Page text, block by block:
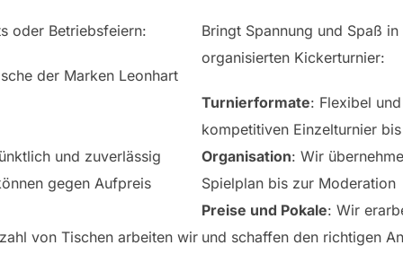
oder Betriebsfeiern:
der Marken Leonhart
und zuverlässig
gegen Aufpreis
von Tischen arbeiten wir
Bringt Spannung und Spaß
organisierten Kickerturnier:
Turnierformate: Flexibel
kompetitiven Einzelturnier
Organisation: Wir
Spielplan bis zur Moderation
Preise und Pokale: Wir
und schaffen den richtigen